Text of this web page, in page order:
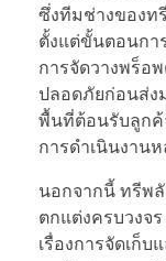
ซึ่งทีมช่างของท
ตั้งแต่ขั้นตอนกา
การจัดวางพร็อ
ปลอดภัยก่อนส่ง
พื้นที่ต้อนรับลูกค้
การดำเนินงาน
นอกจากนี้ ทรีพ
ตกแต่งครบวงจ
เรื่องการจัดเก็